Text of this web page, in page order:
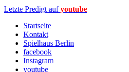
Letzte Predigt auf youtube
Startseite
Kontakt
Spielhaus Berlin
facebook
Instagram
youtube